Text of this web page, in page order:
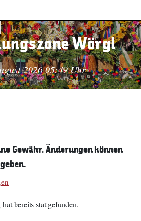
Wörgl
2026 05:49 Uhr
Gewähr. Änderungen können
bereits stattgefunden.